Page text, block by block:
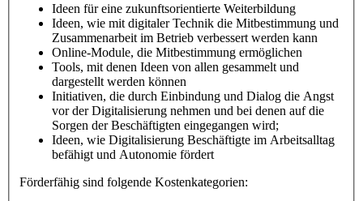
Ideen für eine zukunftsorientierte Weiterbildung
Ideen, wie mit digitaler Technik die Mitbestimmung und
Zusammenarbeit im Betrieb verbessert werden kann
Online-Module, die Mitbestimmung ermöglichen
Tools, mit denen Ideen von allen gesammelt und
dargestellt werden können
Initiativen, die durch Einbindung und Dialog die Angst
vor der Digitalisierung nehmen und bei denen auf die
Sorgen der Beschäftigten eingegangen wird;
Ideen, wie Digitalisierung Beschäftigte im Arbeitsalltag
befähigt und Autonomie fördert
Förderfähig sind folgende Kostenkategorien: